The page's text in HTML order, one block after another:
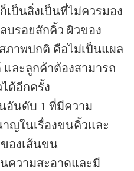
เป็นสิ่งเป็นที่ไม่ควรมอง
บรอยสักคิ้ว ผิวของ
ภาพปกติ คือไม่เป็นแผล
และลูกค้าต้องสามารถ
ด้อีกครั้ง
อันดับ 1 ที่มีความ
ญในเรื่องขนคิ้วและ
องเส้นขน
ความสะอาดและมี